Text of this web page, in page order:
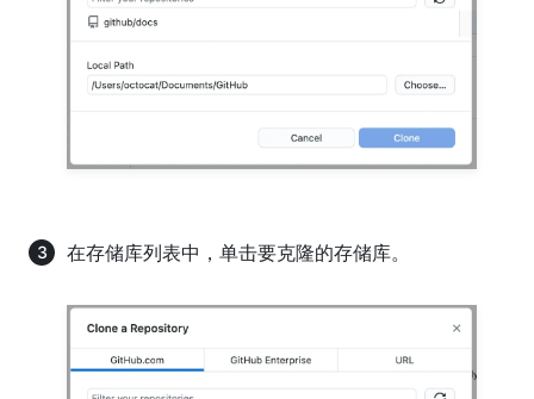
在存储库列表中，单击要克隆的存储库。